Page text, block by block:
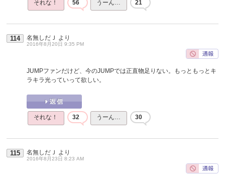
それな！ 56 うーん… 21
114 名無しだＪ より
2016年8月20日 9:35 PM
JUMPファンだけど、今のJUMPでは正直物足りない。もっともっとキ
ラキラ光っていって欲しい。
それな！ 32 うーん… 30
115 名無しだＪ より
2016年8月23日 8:23 AM